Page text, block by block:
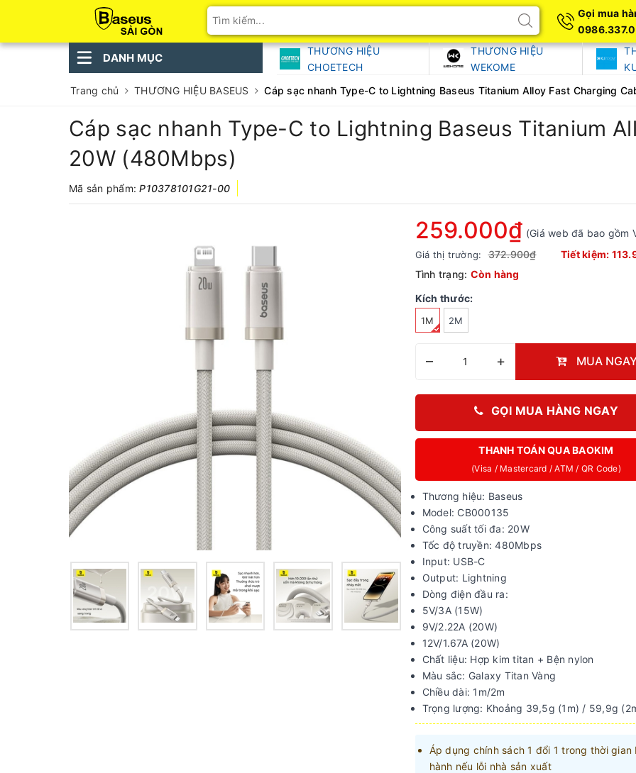
Gọi mua
DANH MỤC
THƯƠNG HIỆU
CHOETECH
THƯƠNG HIỆU
WEKOME
Trang chủ
THƯƠNG HIỆU BASEUS Cáp sạc nhanh Type-C to Lightning Baseus Titanium Alloy Fast Charging
Cáp sạc nhanh Type-C to Lightning Baseus Titanium
20W (480Mbps)
Mã sản phẩm:P10378101G21-00
259.000₫ (Giá web đã bao gồm
Giá thị trường: 372.900₫ Tiết kiệm:
Tình trạng: Còn hàng
Kích thước:
1M 2M
– + MUA
GỌI MUA HÀNG NGAY
THANH TOÁN QUA BAOKIM
(Visa / Mastercard / ATM / QR Code)
Thương hiệu: Baseus
Model: CB000135
Công suất tối đa: 20W
Tốc độ truyền: 480Mbps
Input: USB-C
Output: Lightning
Dòng điện đầu ra:
5V/3A (15W)
9V/2.22A (20W)
12V/1.67A (20W)
Chất liệu: Hợp kim titan + Bện nylon
Màu sắc: Galaxy Titan Vàng
Chiều dài: 1m/2m
Trọng lượng: Khoảng 39,5g (1m) / 59,9g
Áp dụng chính sách 1 đổi 1 trong thời gian
hành nếu lỗi nhà sản xuất